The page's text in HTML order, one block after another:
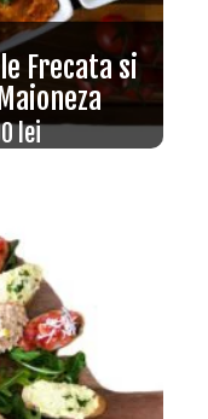
Frecata si
lei